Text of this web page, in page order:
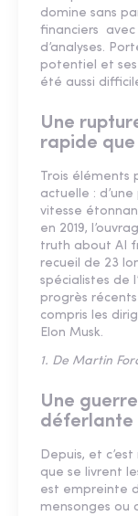
domine sans
financiers
d’analyses.
potentiel et
été aussi
Une
rapide
Trois éléments
actuelle :
vitesse
en 2019,
truth about AI
recueil de 23
spécialistes de
progrès
compris les
Elon Musk.
1. De Martin
Une
déferlante
Depuis, et
que se livrent
est empreinte
mensonges ou